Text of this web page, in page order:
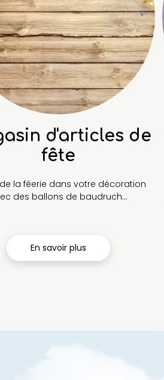
d'articles de
fête
la féerie dans votre décoration
des ballons de baudruch...
En savoir plus